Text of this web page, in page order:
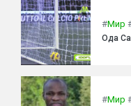
#Мир
Ода
#Мир